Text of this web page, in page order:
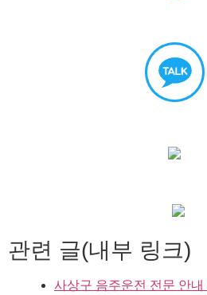
관련 글(내부 링크)
사상구 음주운전 전문 안내